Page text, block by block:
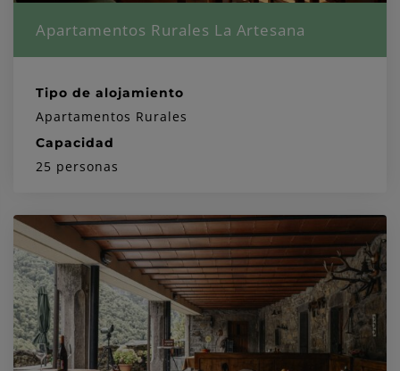
Apartamentos Rurales La Artesana
Tipo de alojamiento
Apartamentos Rurales
Capacidad
25 personas